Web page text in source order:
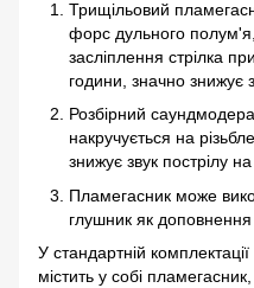
Трищільовий
форс дульного
засліплення стрілка при
години, значно знижує
Розбірний
накручується на
знижує звук пострілу
Пламегасник може
глушник як
У стандартній
містить у собі пламегасник,